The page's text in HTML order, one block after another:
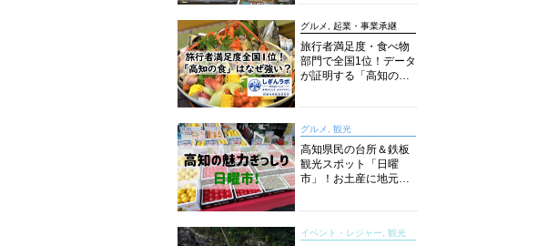
グルメ, 起業・事業承継
旅行者満足度・食べ物
部門で全国1位！データ
が証明する「高知の
グルメ, 観光
高知県民の台所＆鉄板
観光スポット「日曜
市」！お土産に地元野
説！
イベント・レジャー, 観光